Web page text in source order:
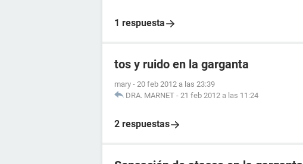
1 respuesta
tos y ruido en la garganta
mary - 20 feb 2012 a las 23:39
DRA. MARNET - 21 feb 2012 a las 11:24
2 respuestas